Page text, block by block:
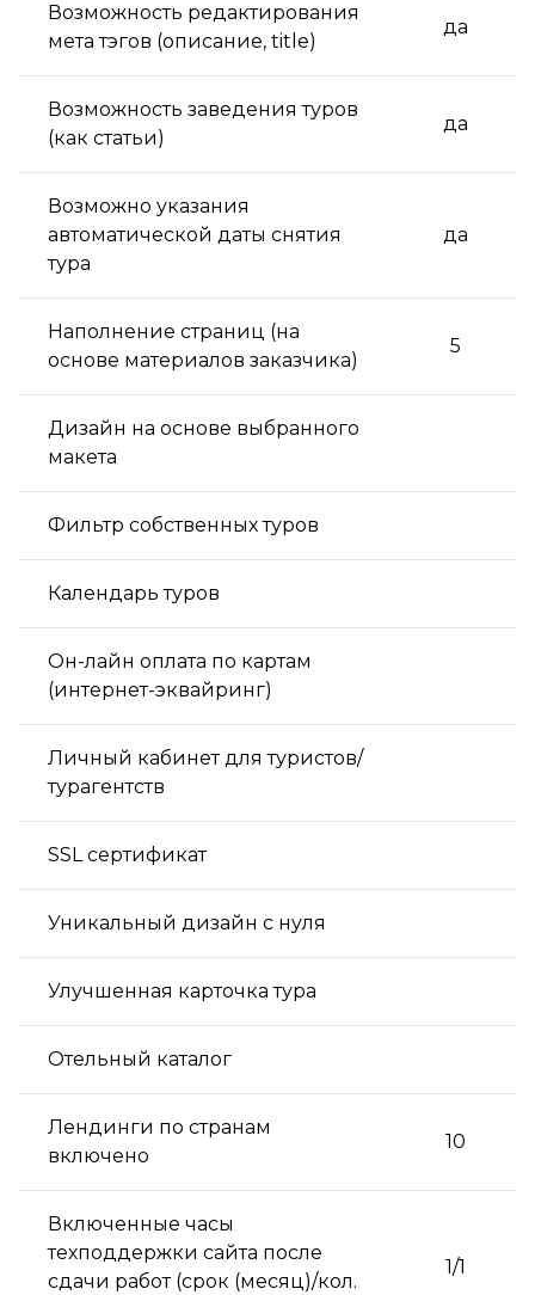
Возможность редактирования
мета тэгов (описание, title)
да
Возможность заведения туров
(как статьи)
да
Возможно указания
автоматической даты снятия
тура
да
Наполнение страниц (на
основе материалов заказчика)
5
Дизайн на основе выбранного
макета
Фильтр собственных туров
Календарь туров
Он-лайн оплата по картам
(интернет-эквайринг)
Личный кабинет для туристов/
турагентств
SSL сертификат
Уникальный дизайн с нуля
Улучшенная карточка тура
Отельный каталог
Лендинги по странам
включено
10
Включенные часы
техподдержки сайта после
сдачи работ (срок (месяц)/кол.
1/1